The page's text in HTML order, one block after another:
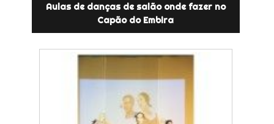
Aulas de danças de salão onde fazer no
Capão do Embira